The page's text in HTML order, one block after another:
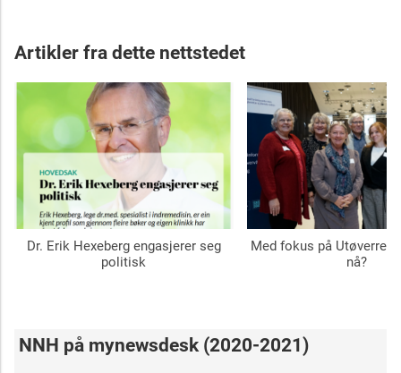
Artikler fra dette nettstedet
Dr. Erik Hexeberg engasjerer seg
politisk
Med fokus på
nå?
NNH på mynewsdesk (2020-2021)